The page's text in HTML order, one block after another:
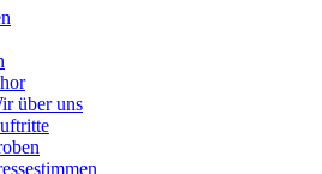
über uns